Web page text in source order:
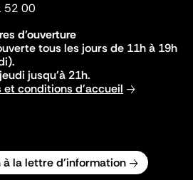
52 00
d'ouverture
tous les jours de 11h à 19h
jusqu'à 21h.
et conditions d'accueil
à la lettre d'information